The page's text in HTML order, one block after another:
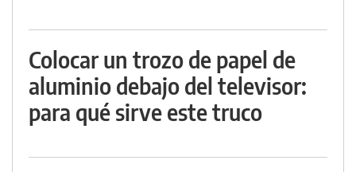
Colocar un trozo de papel de
aluminio debajo del televisor:
para qué sirve este truco